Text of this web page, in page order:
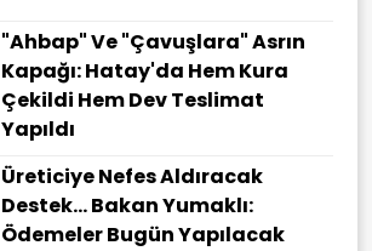
"Ahbap" Ve "çavuşlara" Asrın
Kapağı: Hatay'da Hem Kura
Çekildi Hem Dev Teslimat
Yapıldı
Üreticiye Nefes Aldıracak
Destek... Bakan Yumaklı:
Ödemeler Bugün Yapılacak